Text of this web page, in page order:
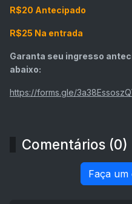
R$20 Antecipado
R$25 Na entrada
Garanta seu ingresso
abaixo:
https://forms.gle/
Comentários (0)
Faça um